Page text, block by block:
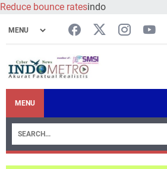
Reduce bounce ratesindo
MENU